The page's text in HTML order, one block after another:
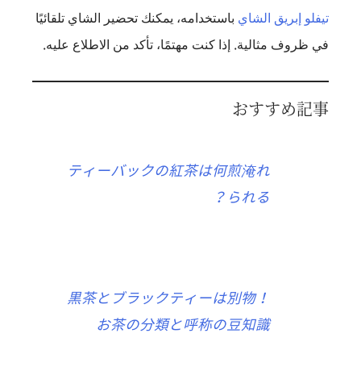
تيفلو إبريق الشاي باستخدامه، يمكنك تحضير الشاي تلقائيًا
في ظروف مثالية. إذا كنت مهتمًا، تأكد من الاطلاع عليه.
おすすめ記事
ティーバックの紅茶は何煎淹れ
られる？
黒茶とブラックティーは別物！
お茶の分類と呼称の豆知識